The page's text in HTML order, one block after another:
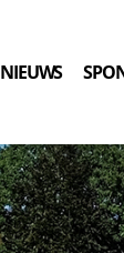
NIEUWS